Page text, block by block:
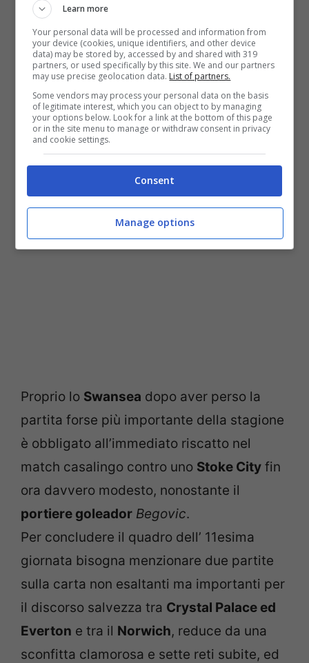
trasfertacon soli 3 dei 14 totali conquistati
lontano dalle mura amiche.
Partita sicuramente incerta, visto il
momento non positivo dei padroni di casa
sarà quella traAston VillaeCardiff, con i
gallesi in forte spolvero, reduci da
un’importante vittoria nel
Swansea.
Proprio lo Swansea dopo aver perso la
partita forse più importante della stagione
è obbligato all’immediato riscatto nel
match casalingo contro uno Stoke City fin
ora davvero modesto, nonostante il
portiere goleador Begovic.
Per concludere il quadro dell’ 11esima
giornata bisogna menzionare due partite
sulla carta non esaltanti ma importanti per
il discorso salvezza tra Crystal Palace ed
Everton e tra il Norwich, reduce da una
sconfitta clamorosa e sette reti subite, ed
Learn more
Your personal data will be processed and information from
your device (cookies, unique identifiers, and other device
data) may be stored by, accessed by and shared with 319
partners, or used specifically by this site. We and our partners
may use precise geolocation data. List of partners.
Some vendors may process your personal data on the basis
of legitimate interest, which you can object to by managing
your options below. Look for a link at the bottom of this page
or in the site menu to manage or withdraw consent in privacy
and cookie settings.
Consent
Manage options